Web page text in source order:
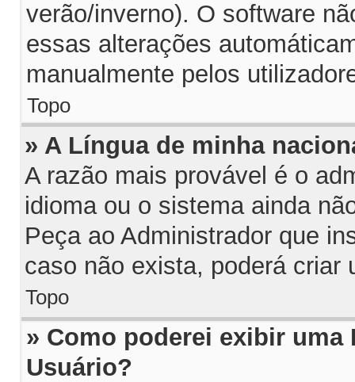
verão/inverno). O software
essas alterações
manualmente pelos
Topo
» A Língua de minha
A razão mais provável é o
idioma ou o sistema ainda
Peça ao Administrador que
caso não exista, poderá criar
Topo
» Como poderei exibir uma
Usuário?